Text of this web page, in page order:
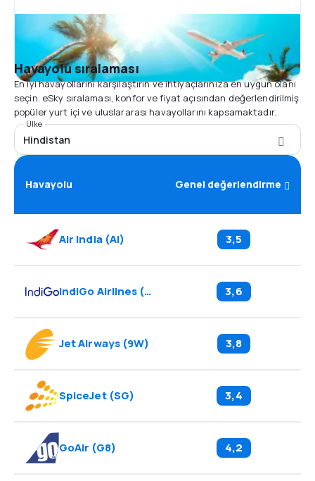
Havayolu sıralaması
En iyi havayollarını karşılaştırın ve ihtiyaçlarınıza en uygun olanı
seçin. eSky sıralaması, konfor ve fiyat açısından değerlendirilmiş
popüler yurt içi ve uluslararası havayollarını kapsamaktadır.
Ülke
Hindistan
Havayolu Genel değerlendirme
Air India(AI) 3,5
IndiGo Airlines (6E 3,6
Jet Airways(9W) 3,8
SpiceJet(SG) 3,4
GoAir (G8) 4,2